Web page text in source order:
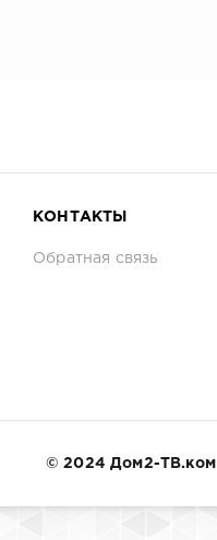
КОНТАКТЫ
Обратная связь
© 2024 Дом2-ТВ.ком